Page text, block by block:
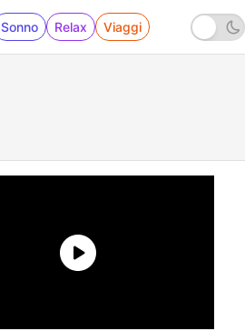
Sonno Relax Viaggi